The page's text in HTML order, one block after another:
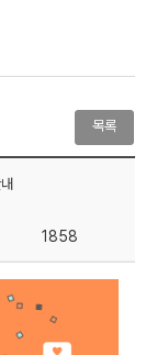
목록
1858